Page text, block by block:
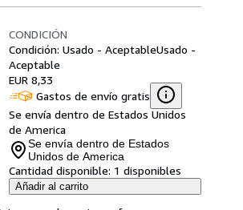
CONDICIÓN
Condición: Usado - AceptableUsado -
Aceptable
EUR 8,33
Gastos de envío gratis
Se envía dentro de Estados Unidos
de America
Se envía dentro de Estados
Unidos de America
Cantidad disponible: 1 disponibles
Añadir al carrito